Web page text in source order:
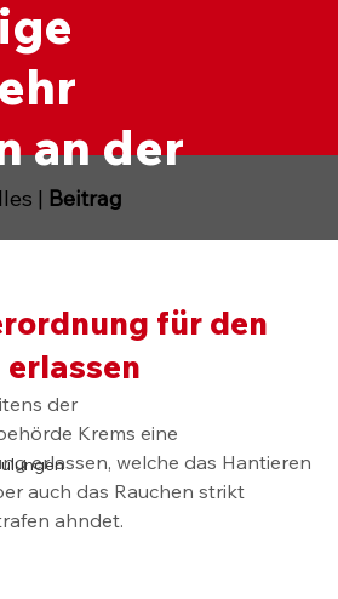
an der
für den
erlassen
der
Krems eine
erlassen, welche das Hantieren
auch das Rauchen strikt
ahndet.
| Beitrag